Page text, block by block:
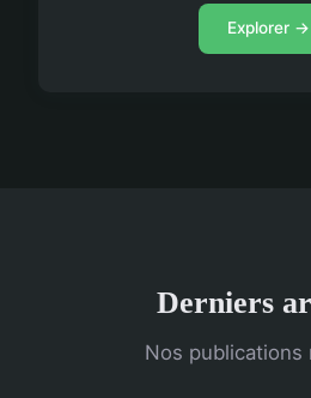
Explorer →
Derniers
Nos publications